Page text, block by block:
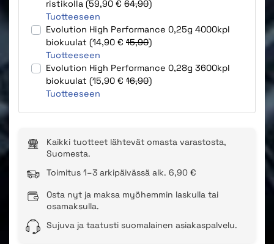
ristikolla (59,90 € 64,90)
Tuotteeseen
Evolution High Performance 0,25g 4000kpl
biokuulat (14,90 € 15,90)
Tuotteeseen
Evolution High Performance 0,28g 3600kpl
biokuulat (15,90 € 16,90)
Tuotteeseen
Kaikki tuotteet lähtevät omasta varastosta,
Suomesta.
Toimitus 1–3 arkipäivässä alk. 6,90 €
Osta nyt ja maksa myöhemmin laskulla tai
osamaksulla.
Sujuva ja taatusti suomalainen asiakaspalvelu.